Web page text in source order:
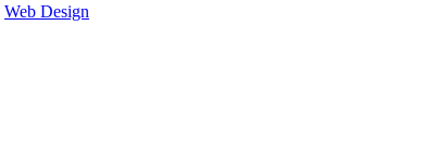
Web Design